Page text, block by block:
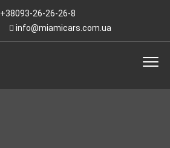
+38093-26-26-26-8
info@miamicars.com.ua